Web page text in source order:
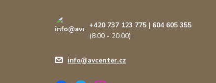
+420 737 123 775 | 604 605 355
(8:00 - 20:00)
info@avcenter.cz